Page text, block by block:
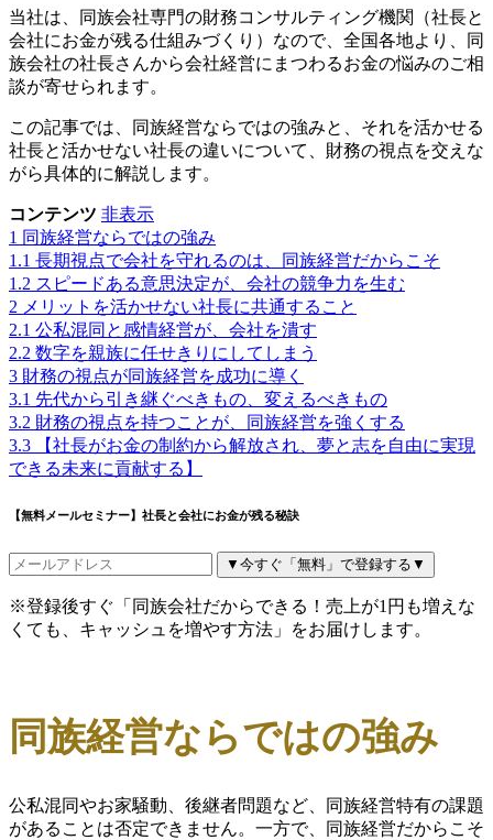
当社は、同族会社専門の財務コンサルティング機関（社長と
会社にお金が残る仕組みづくり）なので、全国各地より、同
族会社の社長さんから会社経営にまつわるお金の悩みのご相
談が寄せられます。
この記事では、同族経営ならではの強みと、それを活かせる
社長と活かせない社長の違いについて、財務の視点を交えな
がら具体的に解説します。
コンテンツ 非表示
1 同族経営ならではの強み
1.1 長期視点で会社を守れるのは、同族経営だからこそ
1.2 スピードある意思決定が、会社の競争力を生む
2 メリットを活かせない社長に共通すること
2.1 公私混同と感情経営が、会社を潰す
2.2 数字を親族に任せきりにしてしまう
3 財務の視点が同族経営を成功に導く
3.1 先代から引き継ぐべきもの、変えるべきもの
3.2 財務の視点を持つことが、同族経営を強くする
3.3
【社長がお金の制約から解放され、夢と志を自由に実現
できる未来に貢献する】
【無料メールセミナー】社長と会社にお金が残る秘訣
▼今すぐ「無料」で登録する▼
※登録後すぐ「同族会社だからできる！売上が1円も増えな
くても、キャッシュを増やす方法」をお届けします。
同族経営ならではの強み
公私混同やお家騒動、後継者問題など、同族経営特有の課題
があることは否定できません。一方で、同族経営だからこそ